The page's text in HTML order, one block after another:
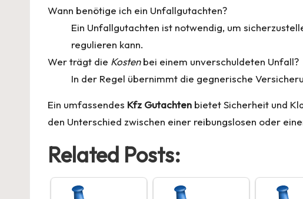
Wann benötige ich ein Unfallgutachten?
Ein Unfallgutachten ist notwendig, um
regulieren kann.
Wer trägt die Kostenbei einem unverschuldeten Unfall?
In der Regel übernimmt die gegnerische
Ein umfassendes Kfz Gutachten bietet Sicherheit und
den Unterschied zwischen einer reibungslosen oder
Related Posts: